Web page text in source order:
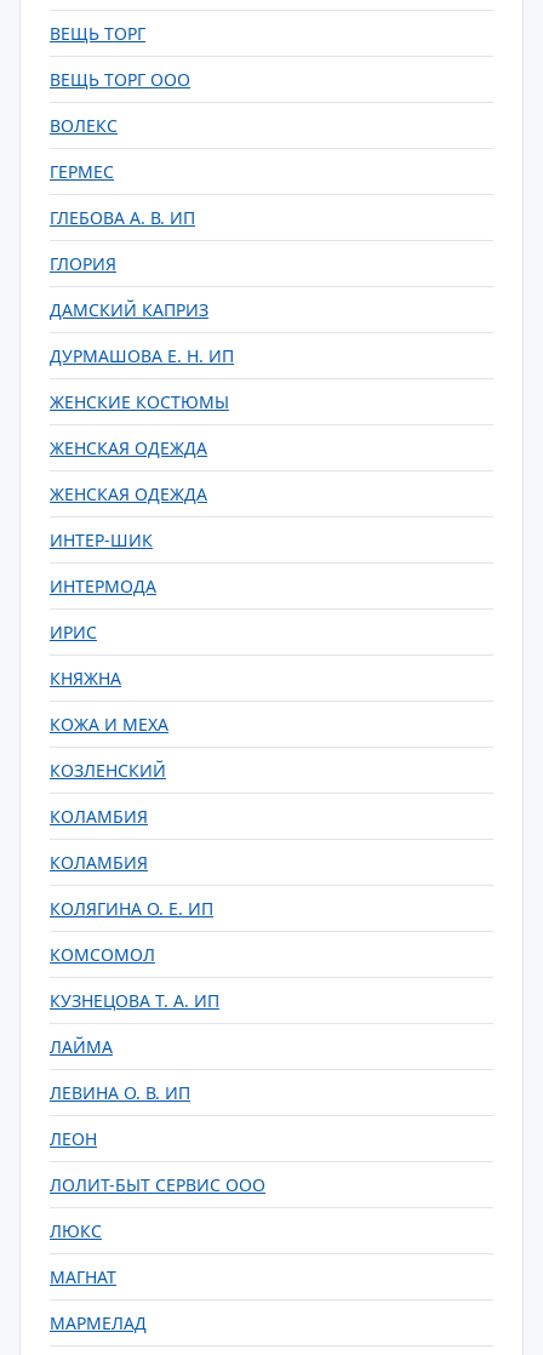
ВЕЩЬ ТОРГ
ВЕЩЬ ТОРГ ООО
ВОЛЕКС
ГЕРМЕС
ГЛЕБОВА А. В. ИП
ГЛОРИЯ
ДАМСКИЙ КАПРИЗ
ДУРМАШОВА Е. Н. ИП
ЖЕНСКИЕ КОСТЮМЫ
ЖЕНСКАЯ ОДЕЖДА
ЖЕНСКАЯ ОДЕЖДА
ИНТЕР-ШИК
ИНТЕРМОДА
ИРИС
КНЯЖНА
КОЖА И МЕХА
КОЗЛЕНСКИЙ
КОЛАМБИЯ
КОЛАМБИЯ
КОЛЯГИНА О. Е. ИП
КОМСОМОЛ
КУЗНЕЦОВА Т. А. ИП
ЛАЙМА
ЛЕВИНА О. В. ИП
ЛЕОН
ЛОЛИТ-БЫТ СЕРВИС ООО
ЛЮКС
МАГНАТ
МАРМЕЛАД